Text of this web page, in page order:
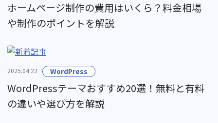
ホームページ制作の費用はいくら？料金相場
や制作のポイントを解説
2025.04.22 WordPress
WordPressテーマおすすめ20選！無料と有料
の違いや選び方を解説